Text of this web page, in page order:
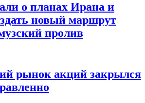
о планах Ирана и
новый маршрут
пролив
рынок акций закрылся